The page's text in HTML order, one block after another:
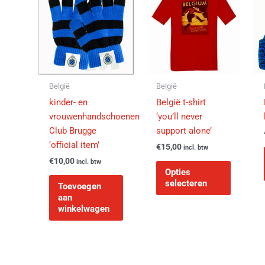
België
kinder- en
vrouwenhandschoenen
Club Brugge
‘official item’
€10,00 incl. btw
Toevoegen
aan
winkelwagen
België
België t-shirt
‘you’ll never
support alone’
€15,00 incl. btw
Opties
selecteren
heeft